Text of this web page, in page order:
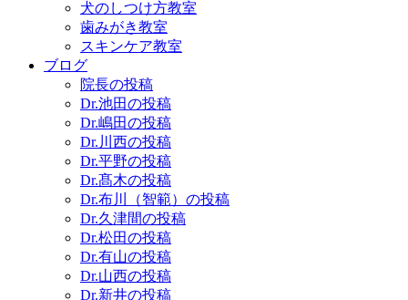
犬のしつけ方教室
歯みがき教室
スキンケア教室
ブログ
院長の投稿
Dr.池田の投稿
Dr.嶋田の投稿
Dr.川西の投稿
Dr.平野の投稿
Dr.髙木の投稿
Dr.布川（智範）の投稿
Dr.久津間の投稿
Dr.松田の投稿
Dr.有山の投稿
Dr.山西の投稿
Dr.新井の投稿